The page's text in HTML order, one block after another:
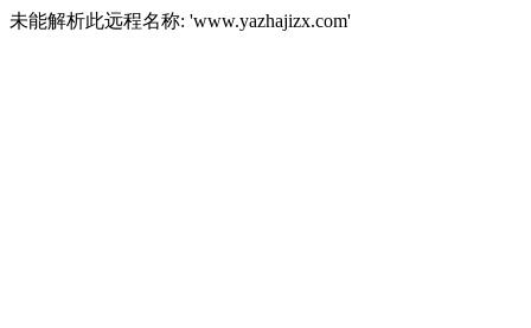
未能解析此远程名称: 'www.yazhajizx.com'